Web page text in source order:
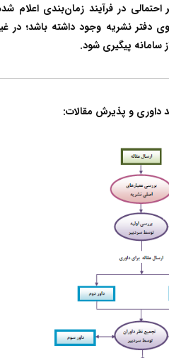
در فرآیند زمان‌بندی اعلام شده
ماه) از سوی دفتر نشریه وجود داشته باشد؛ در غیر
پیگیری شود.
داوری و پذیرش مقالات: